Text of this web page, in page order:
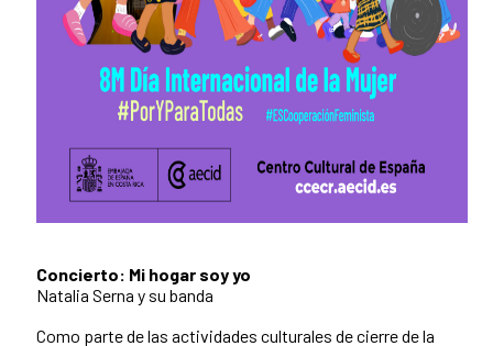
Concierto: Mi hogar soy yo
Natalia Serna y su banda
Como parte de las actividades culturales de cierre de la